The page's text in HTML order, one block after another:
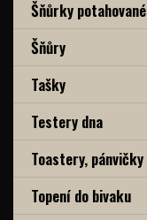
Šňůrky potahované
Šňůry
Tašky
Testery dna
Toastery, pánvičky
Topení do bivaku